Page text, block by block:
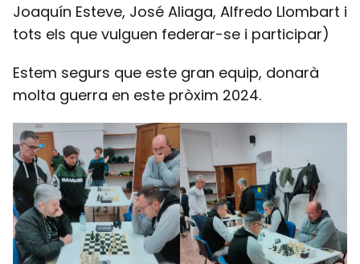
Joaquín Esteve, José Aliaga, Alfredo Llombart i
tots els que vulguen federar-se i participar)
Estem segurs que este gran equip, donarà
molta guerra en este pròxim 2024.